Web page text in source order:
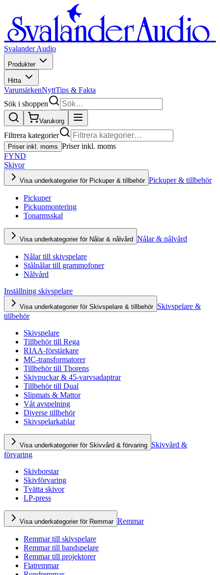
Svalander Audio
Produkter
Hitta
VarumärkenNyttTips & Fakta
Sök i shoppen
Varukorg
Filtrera kategorier
Priser inkl. moms Priser inkl. moms
FYND
Skivor
Visa underkategorier för Pickuper & tillbehör Pickuper & tillbehör
Pickuper
Pickupmontering
Tonarmsskal
Visa underkategorier för Nålar & nålvård Nålar & nålvård
Nålar till skivspelare
Stålnålar till grammofoner
Nålvård
Inställning skivspelare
Visa underkategorier för Skivspelare & tillbehör Skivspelare &
tillbehör
Skivspelare
Tillbehör till Rega
RIAA-förstärkare
MC-transformatorer
Tillbehör till Thorens
Skivpuckar & 45-varvsadaptrar
Tillbehör till Dual
Slipmats & Mattor
Våt avspelning
Diverse tillbehör
Skivspelarkablar
Visa underkategorier för Skivvård & förvaring Skivvård &
förvaring
Skivborstar
Skivförvaring
Tvätta skivor
LP-press
Visa underkategorier för Remmar Remmar
Remmar till skivspelare
Remmar till bandspelare
Remmar till projektorer
Flatremmar